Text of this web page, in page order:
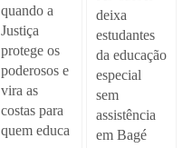
quando a
Justiça
protege os
poderosos e
vira as
costas para
quem educa
deixa
estudantes
da educação
especial
sem
assistência
em Bagé